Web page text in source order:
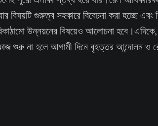
বিষয়টি গুরুত্ব সহকারে বিবেচনা করা হচ্ছে এবং
উন্নয়নের বিষয়েও আলোচনা হবে।এদিকে,
শুরু না হলে আগামী দিনে বৃহত্তর আন্দোলন ও